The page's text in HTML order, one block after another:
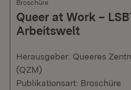
Broschüre
Queer at Work –
Arbeitswelt
Herausgeber: Queeres
(QZM)
Publikationsart: Broschüre